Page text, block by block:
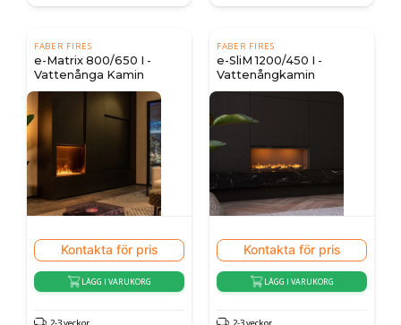
FABER FIRES
e-Matrix 800/650 I -
Vattenånga Kamin
Kontakta för pris
LÄGG I VARUKORG
FABER FIRES
e-SliM 1200/450 I -
Vattenångkamin
Kontakta för pris
LÄGG I VARUKORG